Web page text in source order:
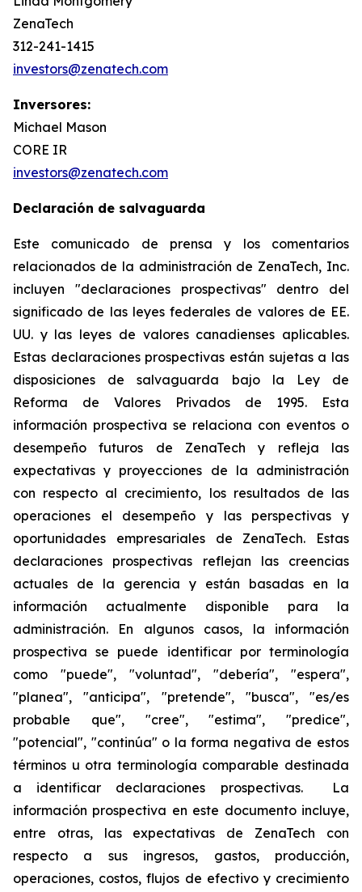
ZenaTech
312-241-1415
investors@zenatech.com
Inversores:
Michael Mason
CORE IR
investors@zenatech.com
Declaración de salvaguarda
Este comunicado de prensa y los comentarios
relacionados de la administración de ZenaTech, Inc.
incluyen "declaraciones prospectivas" dentro del
significado de las leyes federales de valores de EE.
UU. y las leyes de valores canadienses aplicables.
Estas declaraciones prospectivas están sujetas a las
disposiciones de salvaguarda bajo la Ley de
Reforma de Valores Privados de 1995. Esta
información prospectiva se relaciona con eventos o
desempeño futuros de ZenaTech y refleja las
expectativas y proyecciones de la administración
con respecto al crecimiento, los resultados de las
operaciones el desempeño y las perspectivas y
oportunidades empresariales de ZenaTech. Estas
declaraciones prospectivas reflejan las creencias
actuales de la gerencia y están basadas en la
información actualmente disponible para la
administración. En algunos casos, la información
prospectiva se puede identificar por terminología
como "puede", "voluntad", "debería", "espera",
"planea", "anticipa", "pretende", "busca", "es/es
probable que", "cree", "estima", "predice",
"potencial", "continúa" o la forma negativa de estos
términos u otra terminología comparable destinada
a identificar declaraciones prospectivas. La
información prospectiva en este documento incluye,
entre otras, las expectativas de ZenaTech con
respecto a sus ingresos, gastos, producción,
operaciones, costos, flujos de efectivo y crecimiento